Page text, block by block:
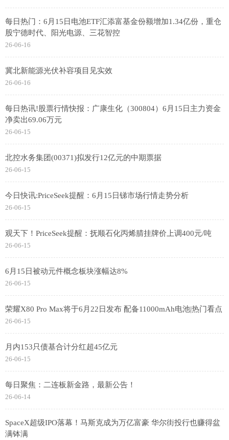
每日热门：6月15日电池ETF汇添富基金份额增加1.34亿份，重仓
股宁德时代、阳光电源、三花智控
26-06-16
冀北新能源光伏补容项目见实效
26-06-16
每日热讯!股票行情快报：广康生化（300804）6月15日主力资金
净卖出69.06万元
26-06-15
北控水务集团(00371)拟发行12亿元的中期票据
26-06-15
今日快讯:PriceSeek提醒：6月15日锑市场行情走势分析
26-06-15
观天下！PriceSeek提醒：抚顺石化丙烯腈挂牌价上调400元/吨
26-06-15
6月15日被动元件概念板块涨幅达8%
26-06-15
荣耀X80 Pro Max将于6月22日发布 配备11000mAh电池|热门看点
26-06-15
月内153只债基合计分红超45亿元
26-06-15
每日聚焦：二连板新金路，最新公告！
26-06-14
SpaceX超级IPO落幕！马斯克成为万亿富豪 华尔街投行也赚得盆
满钵满